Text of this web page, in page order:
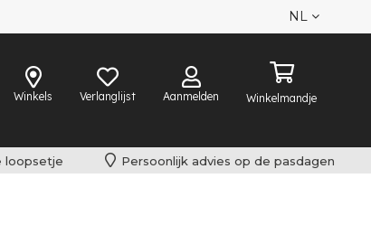
NL
Winkels Verlanglijst Aanmelden Winkelmandje
loopsetje Persoonlijk advies op de pasdagen